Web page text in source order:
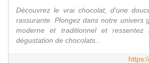
Découvrez le vrai chocolat, d'une
rassurante. Plongez dans notre univers
moderne et traditionnel et ressentez
dégustation de chocolats...